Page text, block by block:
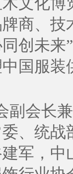
商、
创未
国服
副会长
、统
军，